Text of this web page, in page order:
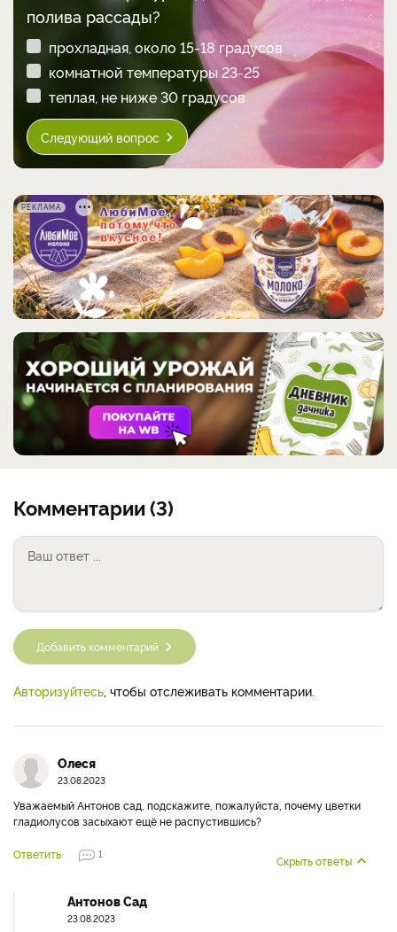
полива рассады?
прохладная, около 15-18 градусов
комнатной температуры 23-25
теплая, не ниже 30 градусов
Следующий вопрос
РЕКЛАМА
Комментарии (3)
Добавить комментарий
Авторизуйтесь, чтобы отслеживать комментарии.
Олеся
23.08.2023
Уважаемый Антонов сад, подскажите, пожалуйста, почему цветки
гладиолусов засыхают ещё не распустившись?
Ответить 1 Скрыть ответы
Антонов Сад
23.08.2023